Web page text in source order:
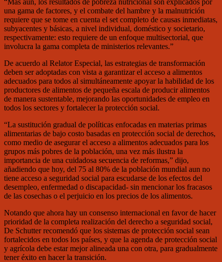
“Más aun, los resultados de pobreza nutricional son explicados por
una gama de factores, y el combate del hambre y la malnutrición
requiere que se tome en cuenta el set completo de causas inmediatas,
subyacentes y básicas, a nivel individual, doméstico y societario,
respectivamente: esto requiere de un enfoque multisectorial, que
involucra la gama completa de ministerios relevantes.”
De acuerdo al Relator Especial, las estrategias de transformación
deben ser adoptadas con vista a garantizar el acceso a alimentos
adecuados para todos al simultáneamente apoyar la habilidad de los
productores de alimentos de pequeña escala de producir alimentos
de manera sustentable, mejorando las oportunidades de empleo en
todos los sectores y fortalecer la protección social.
“La sustitución gradual de políticas enfocadas en materias primas
alimentarias de bajo costo basadas en protección social de derechos,
como medio de asegurar el acceso a alimentos adecuados para los
grupos más pobres de la población, una vez más ilustra la
importancia de una cuidadosa secuencia de reformas,” dijo,
añadiendo que hoy, del 75 al 80% de la población mundial aun no
tiene acceso a seguridad social para escudarse de los efectos del
desempleo, enfermedad o discapacidad- sin mencionar los fracasos
de las cosechas o el perjuicio en los precios de los alimentos.
Notando que ahora hay un consenso internacional en favor de hacer
prioridad de la completa realización del derecho a seguridad social,
De Schutter recomendó que los sistemas de protección social sean
fortalecidos en todos los países, y que la agenda de protección social
y agrícola debe estar mejor alineada una con otra, para gradualmente
tener éxito en hacer la transición.